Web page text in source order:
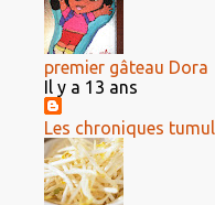
premier gâteau Dora
Il y a 13 ans
Les chroniques